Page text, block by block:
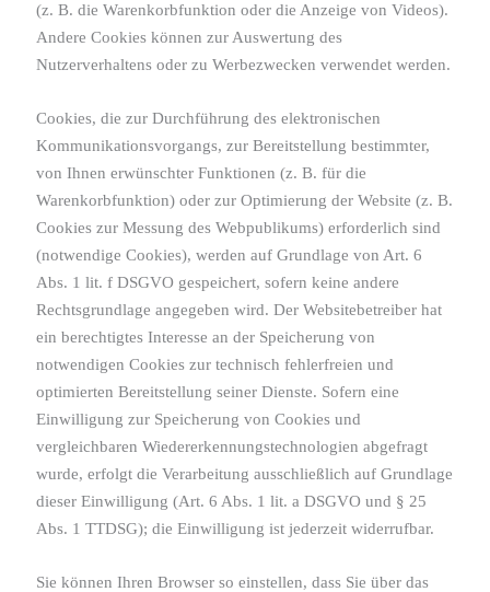
(z. B. die Warenkorbfunktion oder die Anzeige von Videos).
Andere Cookies können zur Auswertung des
Nutzerverhaltens oder zu Werbezwecken verwendet werden.
Cookies, die zur Durchführung des elektronischen
Kommunikationsvorgangs, zur Bereitstellung bestimmter,
von Ihnen erwünschter Funktionen (z. B. für die
Warenkorbfunktion) oder zur Optimierung der Website (z. B.
Cookies zur Messung des Webpublikums) erforderlich sind
(notwendige Cookies), werden auf Grundlage von Art. 6
Abs. 1 lit. f DSGVO gespeichert, sofern keine andere
Rechtsgrundlage angegeben wird. Der Websitebetreiber hat
ein berechtigtes Interesse an der Speicherung von
notwendigen Cookies zur technisch fehlerfreien und
optimierten Bereitstellung seiner Dienste. Sofern eine
Einwilligung zur Speicherung von Cookies und
vergleichbaren Wiedererkennungstechnologien abgefragt
wurde, erfolgt die Verarbeitung ausschließlich auf Grundlage
dieser Einwilligung (Art. 6 Abs. 1 lit. a DSGVO und § 25
Abs. 1 TTDSG); die Einwilligung ist jederzeit widerrufbar.
Sie können Ihren Browser so einstellen, dass Sie über das